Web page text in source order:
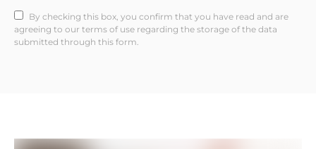
By checking this box, you confirm that you have read and are
agreeing to our terms of use regarding the storage of the data
submitted through this form.